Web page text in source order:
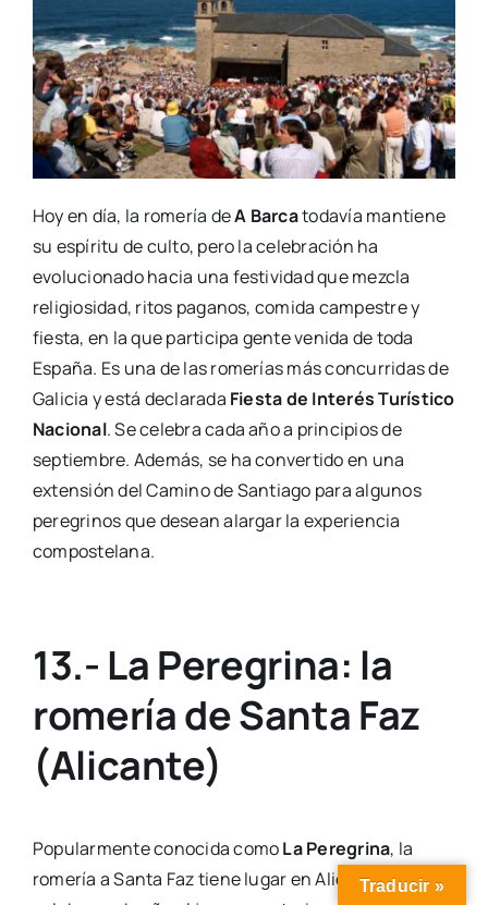
Hoy en día, la romería deA Barcatodavía mantiene
su espíritu de culto, pero la celebración ha
evolucionado hacia una festividad que mezcla
religiosidad, ritos paganos, comida campestre y
fiesta, en la que participa gente venida de toda
España. Es una de las romerías más concurridas de
Galicia y está declarada Fiesta de Interés Turístico
Nacional. Se celebra cada año a principios de
septiembre. Además, se ha convertido en una
extensión del Camino de Santiago para algunos
peregrinos que desean alargar la experiencia
compostelana.
13.- La Peregrina: la
romería de Santa Faz
(Alicante)
Popularmente conocida comoLa Peregrina, la
romería a Santa Faz tiene lugar en Alicante y se
Traducir »